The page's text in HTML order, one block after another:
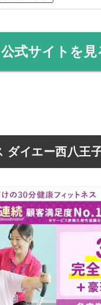
公式サイトを見
ダイエー西八王